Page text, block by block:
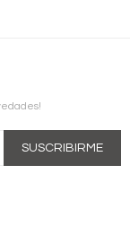
SUSCRIBIRME